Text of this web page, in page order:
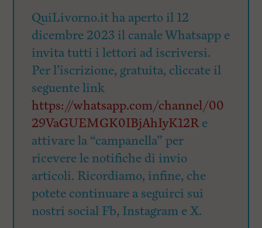
QuiLivorno.it ha aperto il 12
dicembre 2023 il canale Whatsapp e
invita tutti i lettori ad iscriversi.
Per l’iscrizione, gratuita, cliccate il
seguente link
https://whatsapp.com/channel/00
29VaGUEMGK0IBjAhIyK12Re
attivare la “campanella” per
ricevere le notifiche di invio
articoli. Ricordiamo, infine, che
potete continuare a seguirci sui
nostri social Fb, Instagram e X.